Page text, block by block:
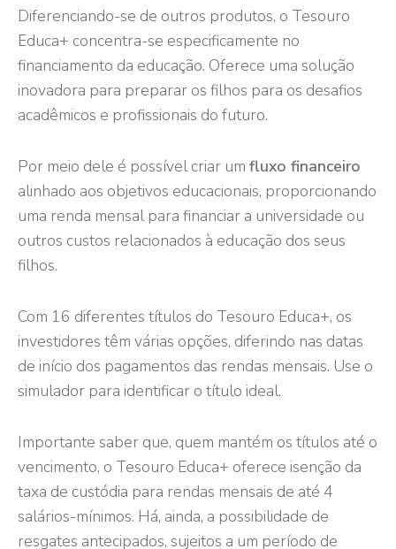
Diferenciando-se de outros produtos, o Tesouro
Educa+ concentra-se especificamente no
financiamento da educação. Oferece uma solução
inovadora para preparar os filhos para os desafios
acadêmicos e profissionais do futuro.
Por meio dele é possível criar um fluxo financeiro
alinhado aos objetivos educacionais, proporcionando
uma renda mensal para financiar a universidade ou
outros custos relacionados à educação dos seus
filhos.
Com 16 diferentes títulos do Tesouro Educa+, os
investidores têm várias opções, diferindo nas datas
de início dos pagamentos das rendas mensais. Use o
simulador para identificar o título ideal.
Importante saber que, quem mantém os títulos até o
vencimento, o Tesouro Educa+ oferece isenção da
taxa de custódia para rendas mensais de até 4
salários-mínimos. Há, ainda, a possibilidade de
resgates antecipados, sujeitos a um período de